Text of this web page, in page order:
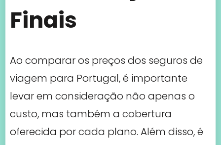
oferecida por cada plano. Além disso, é
fundamental verificar as exclusões e
garantir que ela atenda às suas
necessidades específicas. Lembre-se de
que os preços podem variar
dependendo de vários fatores, como
idade, duração da viagem e cobertura